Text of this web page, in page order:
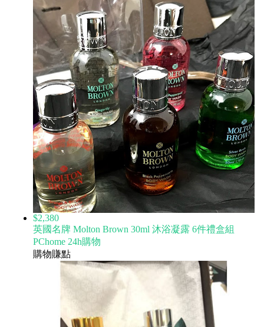
$2,380
英國名牌 Molton Brown 30ml 沐浴凝露 6件禮盒組
PChome 24h購物
購物賺點